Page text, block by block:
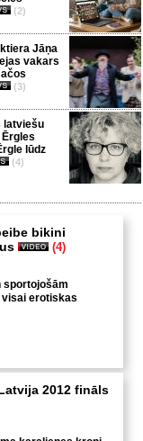
(2)
Jāņa
vakars
(3)
latviešu
lūdz
(4)
bikini
(4)
sportojošām
erotiskas
2012 fināls